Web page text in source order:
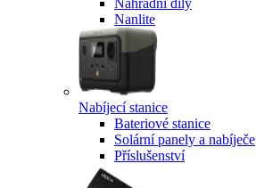
Náhradní díly
Nanlite
Nabíjecí stanice
Bateriové stanice
Solární panely a nabíječe
Příslušenství